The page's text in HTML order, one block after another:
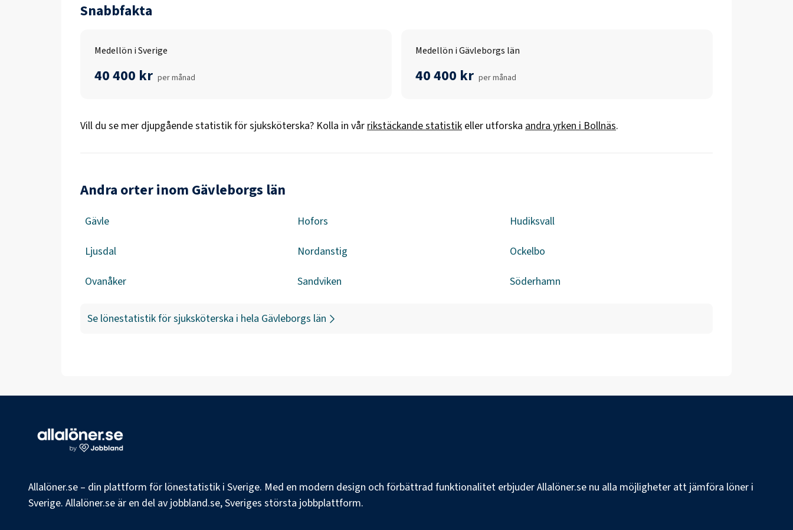
Snabbfakta
Medellön i Sverige
40 400 kr per månad
Medellön i Gävleborgs län
40 400 kr per månad
Vill du se mer djupgående statistik försjuksköterska? Kolla in vårrikstäckande statistik eller utforska andra yrken iBollnäs.
Andra orter inom Gävleborgs län
Gävle Hofors Hudiksvall
Ljusdal Nordanstig Ockelbo
Ovanåker Sandviken Söderhamn
Se lönestatistik försjuksköterska i hela Gävleborgs län
Allalöner.se – din plattform för lönestatistik i Sverige. Med en modern design och förbättrad funktionalitet erbjuder Allalöner.se nu alla möjligheter att jämföra löner i
Sverige. Allalöner.se är en del av jobbland.se, Sveriges största jobbplattform.